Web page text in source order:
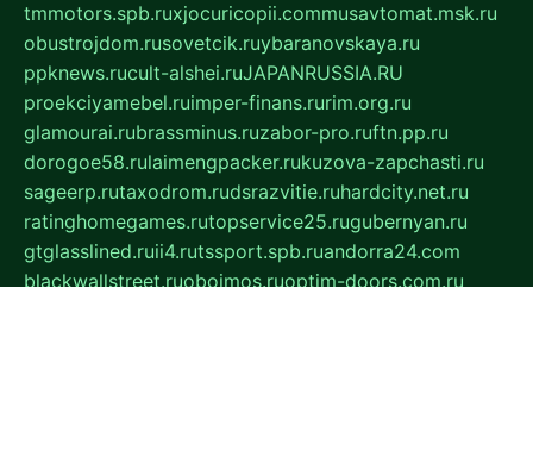
tmmotors.spb.ruxjocuricopii.commusavtomat.msk.ru
obustrojdom.rusovetcik.ruybaranovskaya.ru
ppknews.rucult-alshei.ruJAPANRUSSIA.RU
proekciyamebel.ruimper-finans.rurim.org.ru
glamourai.rubrassminus.ruzabor-pro.ruftn.pp.ru
dorogoe58.rulaimengpacker.rukuzova-zapchasti.ru
sageerp.rutaxodrom.rudsrazvitie.ruhardcity.net.ru
ratinghomegames.rutopservice25.rugubernyan.ru
gtglasslined.ruii4.rutssport.spb.ruandorra24.com
blackwallstreet.ruoboimos.ruoptim-doors.com.ru